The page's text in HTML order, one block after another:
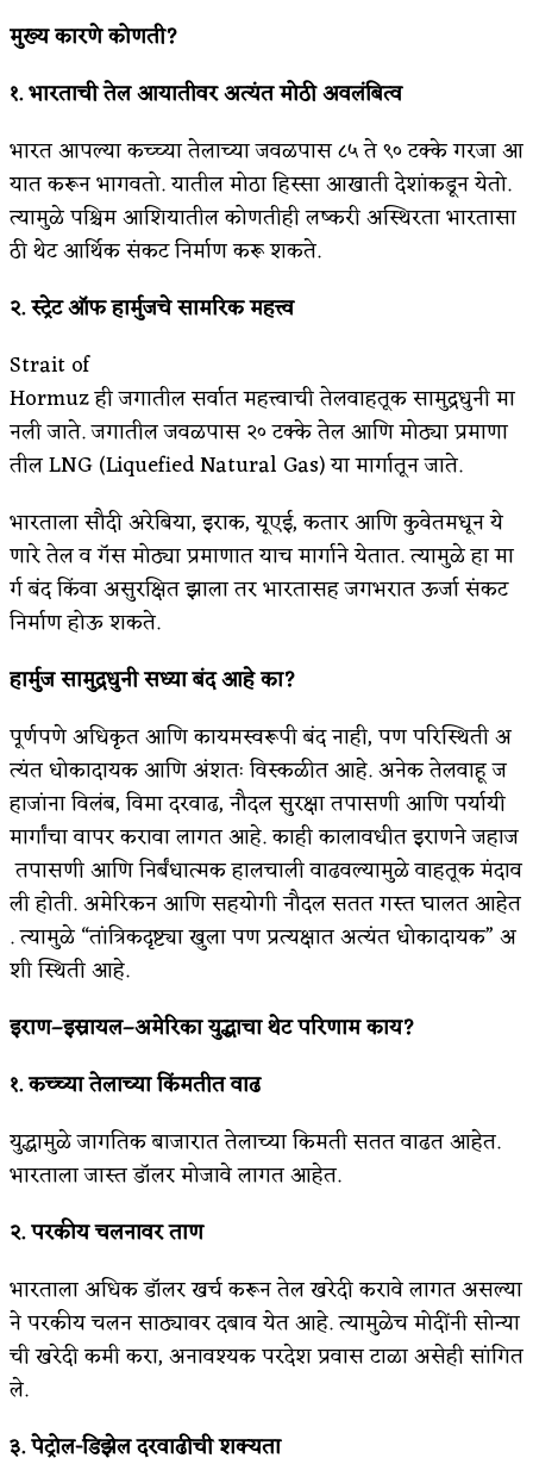
अपूर्ण कथा
मुख्यकारणेकोणती?
१.भारताचीतेलआयातीवरअत्यंतमोठीअवलंबित्व
भारत आपल्या कच्च्या तेलाच्या जवळपास ८५ ते ९० टक्के गरजा आ
यात करून भागवतो. यातील मोठा हिस्सा आखाती देशांकडून येतो.
त्यामुळे पश्चिम आशियातील कोणतीही लष्करी अस्थिरता भारतासा
ठी थेट आर्थिक संकट निर्माण करू शकते.
२.स्ट्रेटऑफहार्मुजचेसामरिकमहत्त्व
Strait of
Hormuz ही जगातील सर्वात महत्त्वाची तेलवाहतूक सामुद्रधुनी मा
नली जाते. जगातील जवळपास २० टक्के तेल आणि मोठ्या प्रमाणा
तील LNG (Liquefied Natural Gas) या मार्गातून जाते.
भारताला सौदी अरेबिया, इराक, यूएई, कतार आणि कुवेतमधून ये
णारे तेल व गॅस मोठ्या प्रमाणात याच मार्गाने येतात. त्यामुळे हा मा
र्ग बंद किंवा असुरक्षित झाला तर भारतासह जगभरात ऊर्जा संकट
निर्माण होऊ शकते.
हार्मुजसामुद्रधुनीसध्याबंदआहेका?
पूर्णपणे अधिकृत आणि कायमस्वरूपी बंद नाही, पण परिस्थिती अ
त्यंत धोकादायक आणि अंशतः विस्कळीत आहे. अनेक तेलवाहू ज
हाजांना विलंब, विमा दरवाढ, नौदल सुरक्षा तपासणी आणि पर्यायी
मार्गांचा वापर करावा लागत आहे. काही कालावधीत इराणने जहाज
तपासणी आणि निर्बंधात्मक हालचाली वाढवल्यामुळे वाहतूक मंदाव
ली होती. अमेरिकन आणि सहयोगी नौदल सतत गस्त घालत आहेत
. त्यामुळे “तांत्रिकदृष्ट्या खुला पण प्रत्यक्षात अत्यंत धोकादायक” अ
शी स्थिती आहे.
इराण–इस्रायल–अमेरिकायुद्धाचाथेटपरिणामकाय?
१.कच्च्यातेलाच्याकिंमतीतवाढ
युद्धामुळे जागतिक बाजारात तेलाच्या किमती सतत वाढत आहेत.
भारताला जास्त डॉलर मोजावे लागत आहेत.
२.परकीयचलनावरताण
भारताला अधिक डॉलर खर्च करून तेल खरेदी करावे लागत असल्या
ने परकीय चलन साठ्यावर दबाव येत आहे. त्यामुळेच मोदींनी सोन्या
ची खरेदी कमी करा, अनावश्यक परदेश प्रवास टाळा असेही सांगित
ले.
३.पेट्रोल-डिझेलदरवाढीचीशक्यता